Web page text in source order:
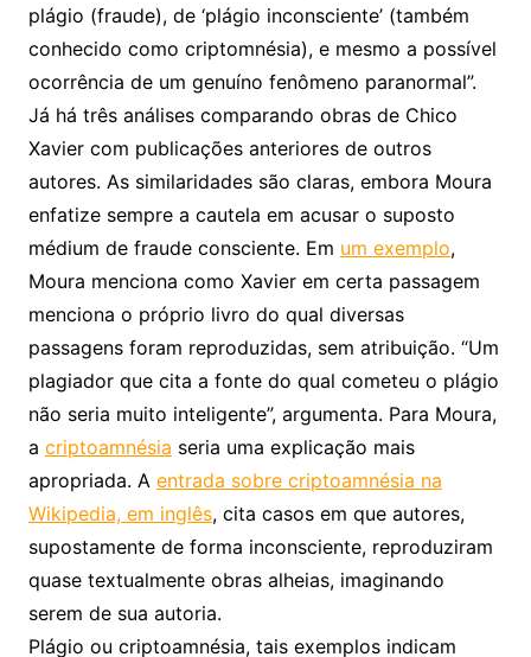
plágio (fraude), de ‘plágio inconsciente’ (também
conhecido como criptomnésia), e mesmo a possível
ocorrência de um genuíno fenômeno paranormal”.
Já há três análises comparando obras de Chico
Xavier com publicações anteriores de outros
autores. As similaridades são claras, embora Moura
enfatize sempre a cautela em acusar o suposto
médium de fraude consciente. Em um exemplo,
Moura menciona como Xavier em certa passagem
menciona o próprio livro do qual diversas
passagens foram reproduzidas, sem atribuição. “Um
plagiador que cita a fonte do qual cometeu o plágio
não seria muito inteligente”, argumenta. Para Moura,
a criptoamnésia seria uma explicação mais
apropriada. A entrada sobre criptoamnésia na
Wikipedia, em inglês, cita casos em que autores,
supostamente de forma inconsciente, reproduziram
quase textualmente obras alheias, imaginando
serem de sua autoria.
Plágio ou criptoamnésia, tais exemplos indicam